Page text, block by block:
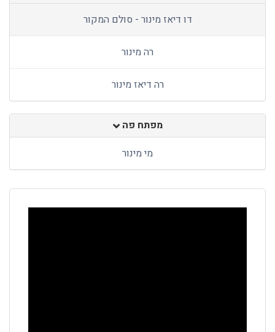
דו דיאז מינור - סולם המקור
רה מינור
רה דיאז מינור
מפתח פה
מי מינור